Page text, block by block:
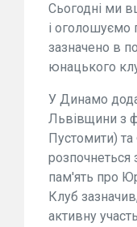
Сьогодні ми
і оголошуємо
зазначено в
юнацького
У Динамо
Львівщини з
Пустомити)
пам'ять про
Клуб
активну